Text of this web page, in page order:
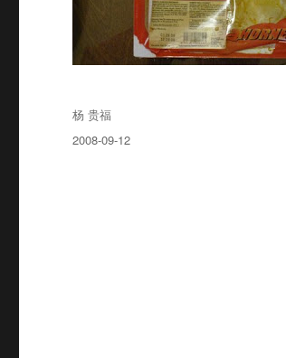
Author
杨 贵福
Posted
2008-09-12